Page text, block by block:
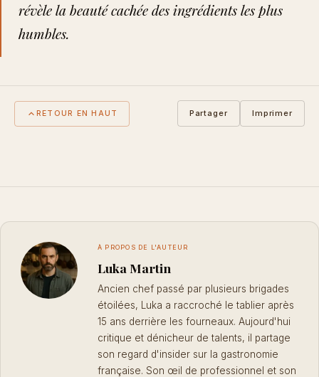
révèle la beauté cachée des ingrédients les plus
humbles.
RETOUR EN HAUT Partager Imprimer
À PROPOS DE L'AUTEUR
Luka Martin
Ancien chef passé par plusieurs brigades
étoilées, Luka a raccroché le tablier après
15 ans derrière les fourneaux. Aujourd'hui
critique et dénicheur de talents, il partage
son regard d'insider sur la gastronomie
française. Son œil de professionnel et son